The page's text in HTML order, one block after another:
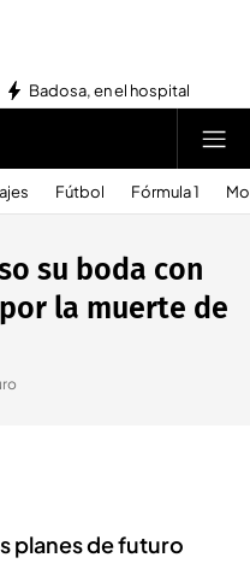
Badosa, en el hospital
Fútbol Fórmula 1
su boda con
la muerte de
planes de futuro